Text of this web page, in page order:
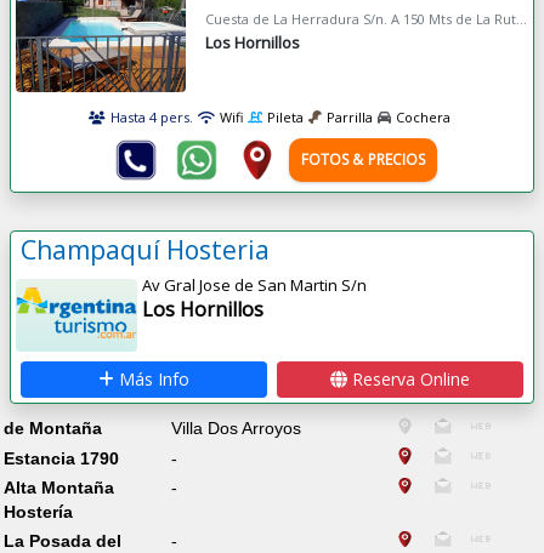
Los Hornillos
Hasta 4 pers. Wifi Pileta Parrilla Cochera
FOTOS & PRECIOS
Champaquí Hosteria
Av Gral Jose de San Martin S/n
Los Hornillos
Más Info Reserva Online
de Montaña
Villa Dos Arroyos
Estancia 1790
-
Alta Montaña
Hostería
-
La Posada del
-